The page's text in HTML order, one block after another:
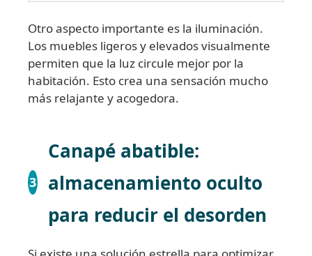
Otro aspecto importante es la iluminación.
Los muebles ligeros y elevados visualmente
permiten que la luz circule mejor por la
habitación. Esto crea una sensación mucho
más relajante y acogedora.
3
Canapé abatible:
almacenamiento oculto
para reducir el desorden